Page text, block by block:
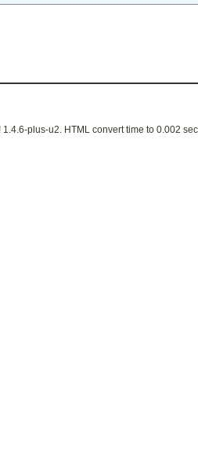
plus-u2. HTML convert time to 0.002